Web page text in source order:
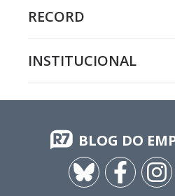
RECORD
INSTITUCIONAL
BLOG DO